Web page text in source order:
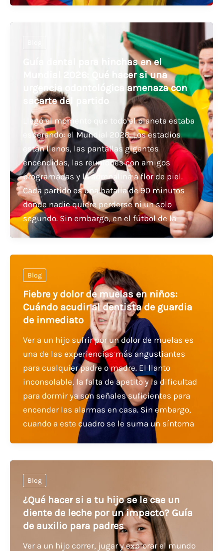
Guía dental para hinchas en el
Mundial 2026: Qué hacer si una
urgencia odontológica amenaza con
sacarte del partido
Llegó el momento que todo el planeta estaba
esperando: el Mundial 2026. Los estadios
están llenos, las pantallas gigantes
encendidas, las reuniones con amigos
programadas y la adrenalina a flor de piel.
Cada partido es una batalla de 90 minutos
donde nadie quiere perderse ni un solo
segundo. Sin embargo, en el fútbol de la
Blog
Fiebre y dolor de muelas en niños:
Cuándo acudir al dentista de guardia
de inmediato
Ver a un hijo sufrir por un dolor de muelas es
una de las experiencias más angustiantes
para cualquier padre o madre. El llanto
inconsolable, la falta de apetito y la dificultad
para dormir ya son señales suficientes para
encender las alarmas en casa. Sin embargo,
cuando a este cuadro se le suma un síntoma
Blog
¿Qué hacer si a tu hijo se le cae un
diente de leche por un impacto? Guía
de auxilio para padres
Ver a un hijo correr, jugar y explorar el mundo